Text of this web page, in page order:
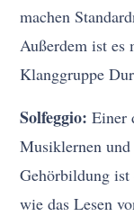
machen
Außerdem ist
Klanggruppe
Solfeggio: Einer
Musiklernen
Gehörbildung ist
wie das Lesen